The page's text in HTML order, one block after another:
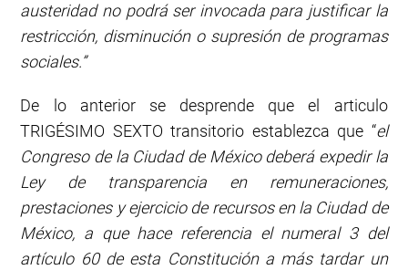
austeridad no podrá ser invocada para justificar la
restricción, disminución o supresión de programas
sociales.”
De lo anterior se desprende que el articulo
TRIGÉSIMO SEXTO transitorio establezca que “el
Congreso de la Ciudad de México deberá expedir la
Ley de transparencia en remuneraciones,
prestaciones y ejercicio de recursos en la Ciudad de
México, a que hace referencia el numeral 3 del
artículo 60 de esta Constitución a más tardar un